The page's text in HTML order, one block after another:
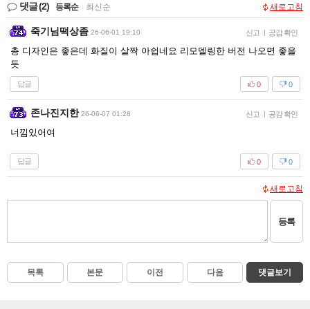
댓글(2) 등록순 최신순 새로고침
죽기님떡상좀 26-06-01 19:10 신고 | 공감 확인
총 디자인은 좋은데 화질이 살짝 아쉽네요 리모델링한 버전 나오면 좋을
듯
답글 0
0
존나진지한 26-06-07 01:28 신고 | 공감 확인
너낌있어여
답글 0
0
새로고침
등록
목록 본문 이전 다음 댓글보기